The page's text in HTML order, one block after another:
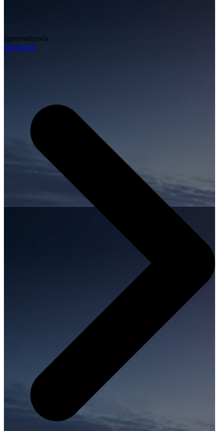
Sprievodcovia
Destinácie